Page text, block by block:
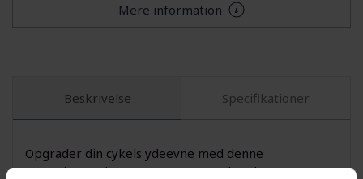
Mere information
Beskrivelse Specifikationer
Opgrader din cykels ydeevne med denne
Ceramicspeed BB ALPHA Spacer tube, der er